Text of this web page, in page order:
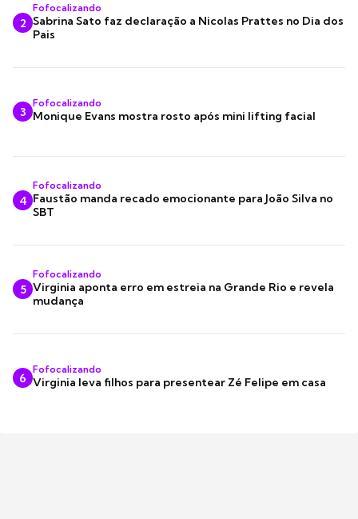
2
Fofocalizando
Sabrina Sato faz declaração a Nicolas Prattes no Dia dos
Pais
3
Fofocalizando
Monique Evans mostra rosto após mini lifting facial
4
Fofocalizando
Faustão manda recado emocionante para João Silva no
SBT
5
Fofocalizando
Virginia aponta erro em estreia na Grande Rio e revela
mudança
6
Fofocalizando
Virginia leva filhos para presentear Zé Felipe em casa